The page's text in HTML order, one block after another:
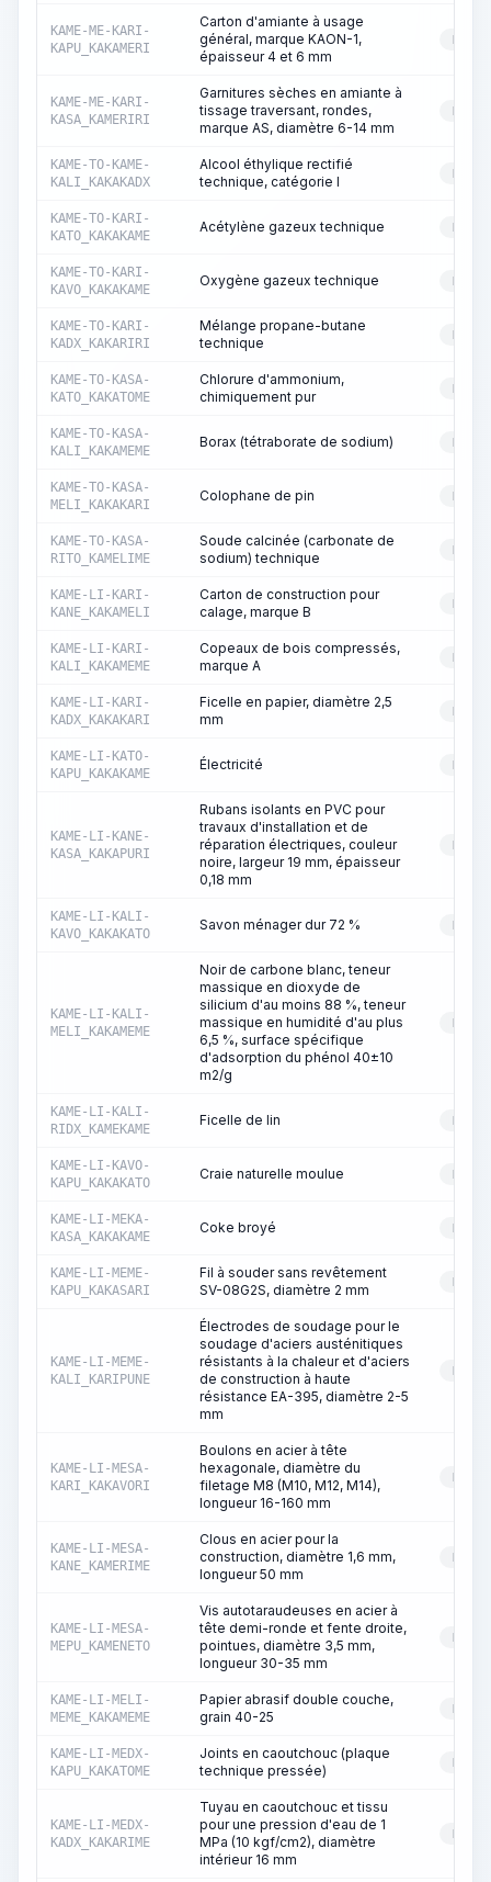
KAME-ME-KARI-
KAPU_KAKAMERI
Carton d'amiante à usage
général, marque KAON-1,
épaisseur 4 et 6 mm
KAME-ME-KARI-
KASA_KAMERIRI
Garnitures sèches en amiante à
tissage traversant, rondes,
marque AS, diamètre 6-14 mm
KAME-TO-KAME-
KALI_KAKAKADX
Alcool éthylique rectifié
technique, catégorie I
KAME-TO-KARI-
KATO_KAKAKAME
Acétylène gazeux technique
KAME-TO-KARI-
KAVO_KAKAKAME
Oxygène gazeux technique
KAME-TO-KARI-
KADX_KAKARIRI
Mélange propane-butane
technique
KAME-TO-KASA-
KATO_KAKATOME
Chlorure d'ammonium,
chimiquement pur
KAME-TO-KASA-
KALI_KAKAMEME
Borax (tétraborate de sodium)
KAME-TO-KASA-
MELI_KAKAKARI
Colophane de pin
KAME-TO-KASA-
RITO_KAMELIME
Soude calcinée (carbonate de
sodium) technique
KAME-LI-KARI-
KANE_KAKAMELI
Carton de construction pour
calage, marque B
KAME-LI-KARI-
KALI_KAKAMEME
Copeaux de bois compressés,
marque A
KAME-LI-KARI-
KADX_KAKAKARI
Ficelle en papier, diamètre 2,5
mm
KAME-LI-KATO-
KAPU_KAKAKAME
Électricité
KAME-LI-KANE-
KASA_KAKAPURI
Rubans isolants en PVC pour
travaux d'installation et de
réparation électriques, couleur
noire, largeur 19 mm, épaisseur
0,18 mm
KAME-LI-KALI-
KAVO_KAKAKATO
Savon ménager dur 72 %
KAME-LI-KALI-
MELI_KAKAMEME
Noir de carbone blanc, teneur
massique en dioxyde de
silicium d'au moins 88 %, teneur
massique en humidité d'au plus
6,5 %, surface spécifique
d'adsorption du phénol 40±10
m2/g
KAME-LI-KALI-
RIDX_KAMEKAME
Ficelle de lin
KAME-LI-KAVO-
KAPU_KAKAKATO
Craie naturelle moulue
KAME-LI-MEKA-
KASA_KAKAKAME
Coke broyé
KAME-LI-MEME-
KAPU_KAKASARI
Fil à souder sans revêtement
SV-08G2S, diamètre 2 mm
KAME-LI-MEME-
KALI_KARIPUNE
Électrodes de soudage pour le
soudage d'aciers austénitiques
résistants à la chaleur et d'aciers
de construction à haute
résistance EA-395, diamètre 2-5
mm
KAME-LI-MESA-
KARI_KAKAVORI
Boulons en acier à tête
hexagonale, diamètre du
filetage M8 (M10, M12, M14),
longueur 16-160 mm
KAME-LI-MESA-
KANE_KAMERIME
Clous en acier pour la
construction, diamètre 1,6 mm,
longueur 50 mm
KAME-LI-MESA-
MEPU_KAMENETO
Vis autotaraudeuses en acier à
tête demi-ronde et fente droite,
pointues, diamètre 3,5 mm,
longueur 30-35 mm
KAME-LI-MELI-
MEME_KAKAMEME
Papier abrasif double couche,
grain 40-25
KAME-LI-MEDX-
KAPU_KAKATOME
Joints en caoutchouc (plaque
technique pressée)
KAME-LI-MEDX-
KADX_KAKARIME
Tuyau en caoutchouc et tissu
pour une pression d'eau de 1
MPa (10 kgf/cm2), diamètre
intérieur 16 mm